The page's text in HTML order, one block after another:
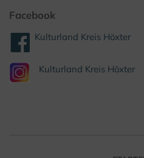
Facebook
Kulturland Kreis Höxter
Kulturland Kreis Höxter